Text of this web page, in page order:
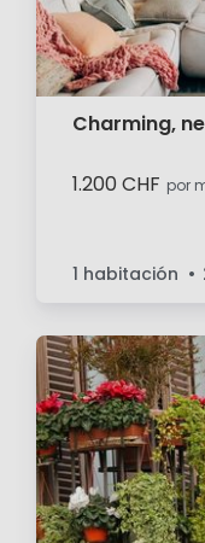
Charming,
1.200 CHF por
1 habitación